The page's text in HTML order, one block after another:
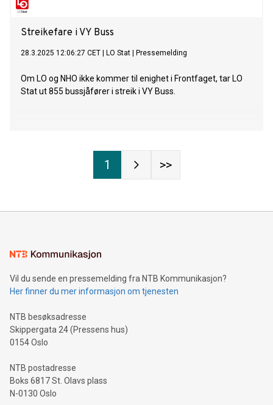
Streikefare i VY Buss
28.3.2025 12:06:27 CET LO Stat Pressemelding
Om LO og NHO ikke kommer til enighet i Frontfaget, tar LO
Stat ut 855 bussjåfører i streik i VY Buss.
1 >>
Vil du sende en pressemelding fra NTB Kommunikasjon?
Her finner du mer informasjon om tjenesten
NTB besøksadresse
Skippergata 24 (Pressens hus)
0154 Oslo
NTB postadresse
Boks 6817 St. Olavs plass
N-0130 Oslo